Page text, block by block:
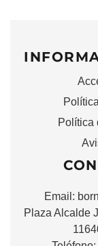
Política
Email:
Plaza Alcalde